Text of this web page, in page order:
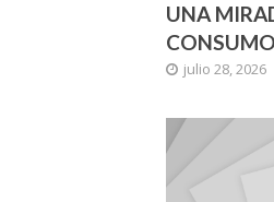
UNA
julio 28, 2026